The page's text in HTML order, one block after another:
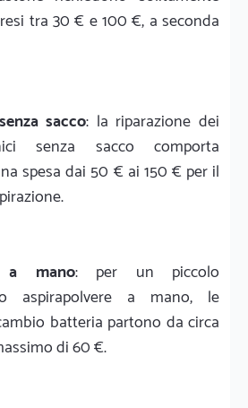
tra 30 € e 100 €, a seconda
sacco: la riparazione dei
senza sacco comporta
spesa dai 50 € ai 150 € per il
a mano: per un piccolo
aspirapolvere a mano, le
batteria partono da circa
di 60 €.